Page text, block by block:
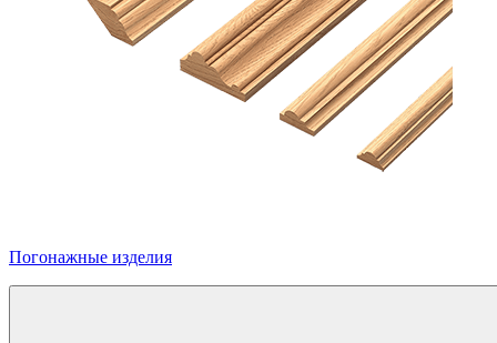
Погонажные изделия